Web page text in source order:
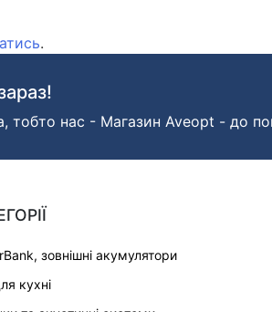
.
тобто нас - Магазин Aveopt - до
зовнішні акумулятори
кухні